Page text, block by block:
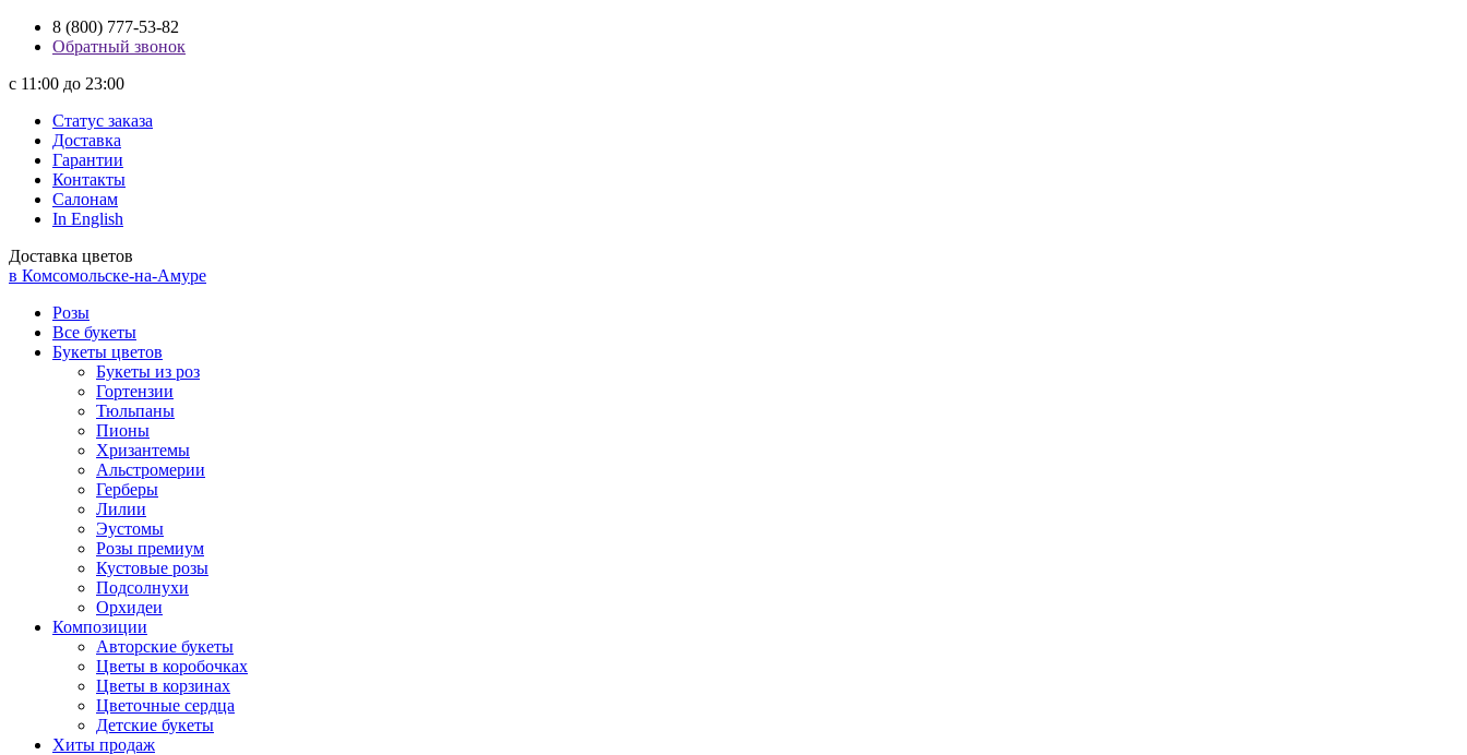
8 (800) 777-53-82
Обратный звонок
с 11:00 до 23:00
Статус заказа
Доставка
Гарантии
Контакты
Салонам
In English
Доставка цветов
в Комсомольске-на-Амуре
Розы
Все букеты
Букеты цветов
Букеты из роз
Гортензии
Тюльпаны
Пионы
Хризантемы
Альстромерии
Герберы
Лилии
Эустомы
Розы премиум
Кустовые розы
Подсолнухи
Орхидеи
Композиции
Авторские букеты
Цветы в коробочках
Цветы в корзинах
Цветочные сердца
Детские букеты
Хиты продаж